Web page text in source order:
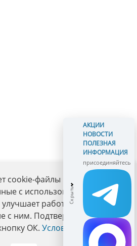
cookie-файлы и обрабатывает
с использованием Яндекс
работу сайта и
с ним. Подтвердите ваше
ОК. Условия политики.
АКЦИИ
НОВОСТИ
ПОЛЕЗНАЯ
ИНФОРМАЦИЯ
присоединяйтесь